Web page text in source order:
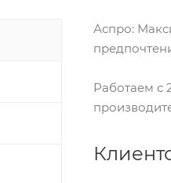
Аспро:
Работаем с